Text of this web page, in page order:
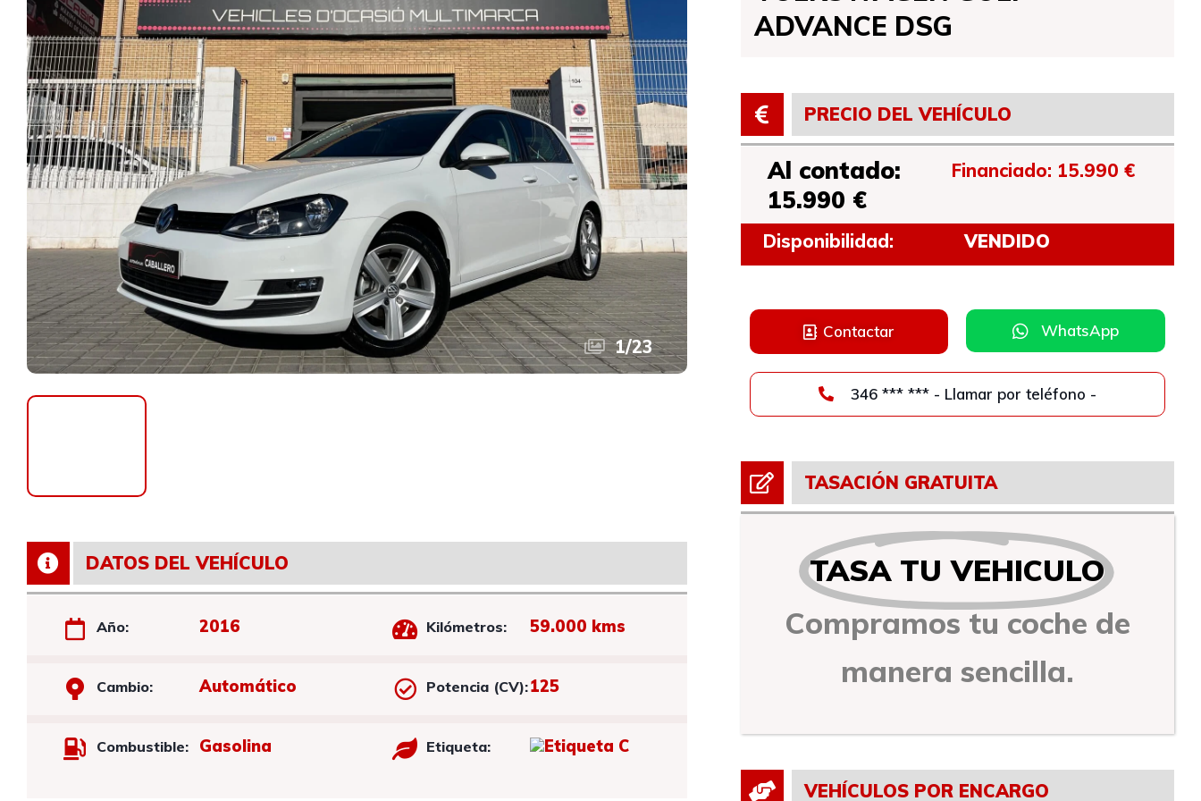
1/23
DATOS DEL VEHÍCULO
Año: 2016 Kilómetros: 59.000 kms
Cambio: Automático Potencia (CV):125
Combustible: Gasolina Etiqueta:
ADVANCE DSG
PRECIO DEL VEHÍCULO
Al contado:
15.990 €
Financiado: 15.990 €
Disponibilidad: VENDIDO
Contactar WhatsApp
346 *** *** - Llamar por teléfono -
TASACIÓN GRATUITA
TASA TU VEHICULO
Compramos tu coche de
manera sencilla.
VEHÍCULOS POR ENCARGO